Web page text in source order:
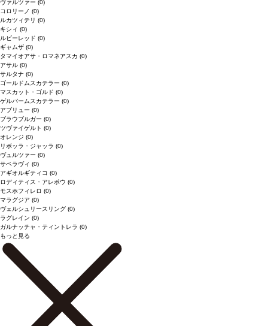
ヴァルツァー (0)
コロリーノ (0)
ルカツィテリ (0)
キシィ (0)
ルビーレッド (0)
ギャムザ (0)
タマイオアサ・ロマネアスカ (0)
アサル (0)
サルタナ (0)
ゴールドムスカテラー (0)
マスカット・ゴルド (0)
ゲルバームスカテラー (0)
アブリュー (0)
ブラウブルガー (0)
ツヴァイゲルト (0)
オレンジ (0)
リボッラ・ジャッラ (0)
ヴュルツァー (0)
サペラヴィ (0)
アギオルギティコ (0)
ロディティス・アレポウ (0)
モスホフィレロ (0)
マラグジア (0)
ヴェルシュリースリング (0)
ラグレイン (0)
ガルナッチャ・ティントレラ (0)
もっと見る